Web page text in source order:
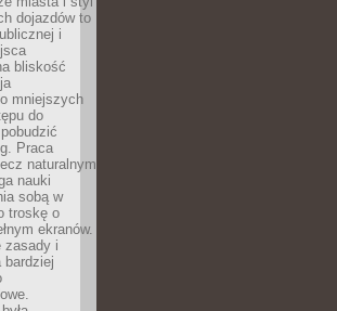
dojazdów to
i
bliskość
mniejszych
do
Praca
naturalnym
nauki
sobą w
troskę o
ekranów.
zasady i